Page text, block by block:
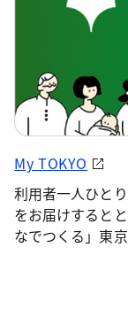
My TOKYO
利用者一人ひと
をお届けすると
なでつくる」東